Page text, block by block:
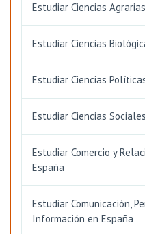
Estudiar Ciencias
Estudiar Ciencias
Estudiar Ciencias
Estudiar Ciencias
Estudiar Comercio y
España
Estudiar Comunicación,
Información en España